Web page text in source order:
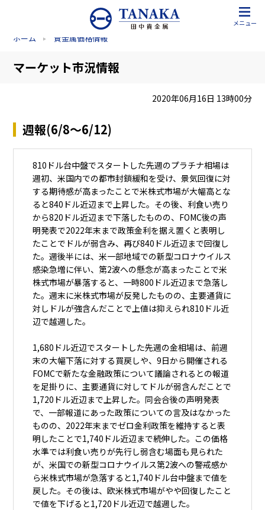
メニュー
ホーム 貴金属価格情報
マーケット市況情報
2020年06月16日 13時00分
週報(6/8～6/12)
810ドル台中盤でスタートした先週のプラチナ相場は
週初、米国内での都市封鎖緩和を受け、景気回復に対
する期待感が高まったことで米株式市場が大幅高とな
ると840ドル近辺まで上昇した。その後、利食い売り
から820ドル近辺まで下落したものの、FOMC後の声
明発表で2022年末まで政策金利を据え置くと表明し
たことでドルが弱含み、再び840ドル近辺まで回復し
た。週後半には、米一部地域での新型コロナウイルス
感染急増に伴い、第2波への懸念が高まったことで米
株式市場が暴落すると、一時800ドル近辺まで急落し
た。週末に米株式市場が反発したものの、主要通貨に
対しドルが強含んだことで上値は抑えられ810ドル近
辺で越週した。
1,680ドル近辺でスタートした先週の金相場は、前週
末の大幅下落に対する買戻しや、9日から開催される
FOMCで新たな金融政策について議論されるとの報道
を足掛りに、主要通貨に対してドルが弱含んだことで
1,720ドル近辺まで上昇した。同会合後の声明発表
で、一部報道にあった政策についての言及はなかった
ものの、2022年末までゼロ金利政策を維持すると表
明したことで1,740ドル近辺まで続伸した。この価格
水準では利食い売りが先行し弱含む場面も見られた
が、米国での新型コロナウイルス第2波への警戒感か
ら米株式市場が急落すると1,740ドル台中盤まで値を
戻した。その後は、欧米株式市場がやや回復したこと
で値を下げると1,720ドル近辺で越週した。